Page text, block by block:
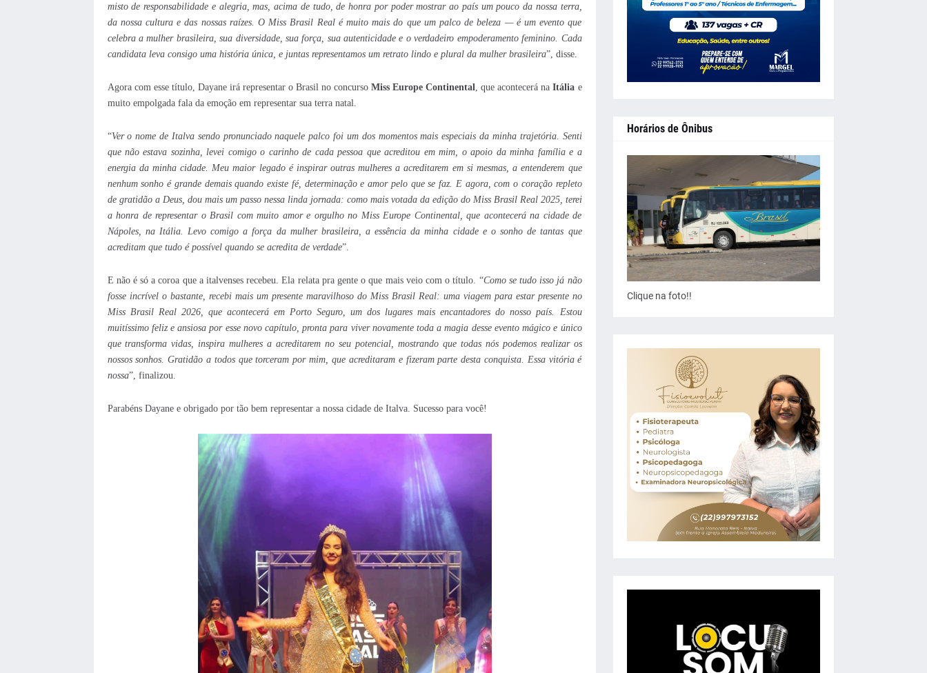
misto de responsabilidade e alegria, mas, acima de tudo, de honra por poder mostrar ao país um pouco da nossa terra,
da nossa cultura e das nossas raízes. O Miss Brasil Real é muito mais do que um palco de beleza — é um evento que
celebra a mulher brasileira, sua diversidade, sua força, sua autenticidade e o verdadeiro empoderamento feminino. Cada
candidata leva consigo uma história única, e juntas representamos um retrato lindo e plural da mulher brasileira”, disse.
Agora com esse título, Dayane irá representar o Brasil no concursoMiss Europe Continental , que acontecerá naItália e
muito empolgada fala da emoção em representar sua terra natal.
“Ver o nome de Italva sendo pronunciado naquele palco foi um dos momentos mais especiais da minha trajetória. Senti
que não estava sozinha, levei comigo o carinho de cada pessoa que acreditou em mim, o apoio da minha família e a
energia da minha cidade. Meu maior legado é inspirar outras mulheres a acreditarem em si mesmas, a entenderem que
nenhum sonho é grande demais quando existe fé, determinação e amor pelo que se faz. E agora, com o coração repleto
de gratidão a Deus, dou mais um passo nessa linda jornada: como mais votada da edição do Miss Brasil Real 2025, terei
a honra de representar o Brasil com muito amor e orgulho no Miss Europe Continental, que acontecerá na cidade de
Nápoles, na Itália. Levo comigo a força da mulher brasileira, a essência da minha cidade e o sonho de tantas que
acreditam que tudo é possível quando se acredita de verdade”.
E não é só a coroa que a italvenses recebeu. Ela relata pra gente o que mais veio com o título. “Como se tudo isso já não
fosse incrível o bastante, recebi mais um presente maravilhoso do Miss Brasil Real: uma viagem para estar presente no
Miss Brasil Real 2026, que acontecerá em Porto Seguro, um dos lugares mais encantadores do nosso país. Estou
muitíssimo feliz e ansiosa por esse novo capítulo, pronta para viver novamente toda a magia desse evento mágico e único
que transforma vidas, inspira mulheres a acreditarem no seu potencial, mostrando que todas nós podemos realizar os
nossos sonhos. Gratidão a todos que torceram por mim, que acreditaram e fizeram parte desta conquista. Essa vitória é
nossa”, finalizou.
Parabéns Dayane e obrigado por tão bem representar a nossa cidade de Italva. Sucesso para você!
Horários de Ônibus
Clique na foto!!